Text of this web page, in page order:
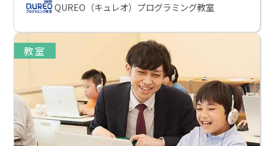
QUREO（キュレオ）プログラミング教室
教室